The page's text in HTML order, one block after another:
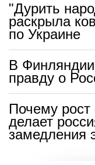
"Дурить
раскрыла
по Украине
В
правду о
Почему
делает
замедления